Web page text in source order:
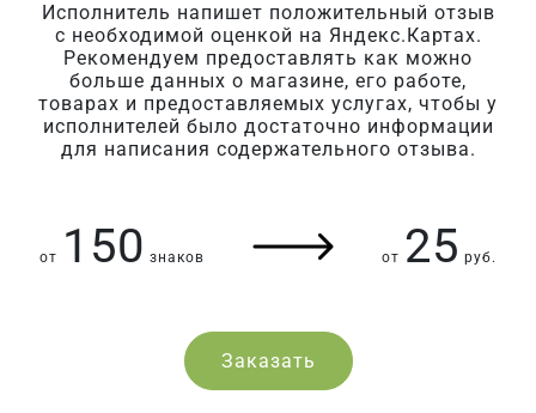
Исполнитель напишет положительный отзыв
с необходимой оценкой на Яндекс.Картах.
Рекомендуем предоставлять как можно
больше данных о магазине, его работе,
товарах и предоставляемых услугах, чтобы у
исполнителей было достаточно информации
для написания содержательного отзыва.
от 150 знаков от 25 руб.
Заказать